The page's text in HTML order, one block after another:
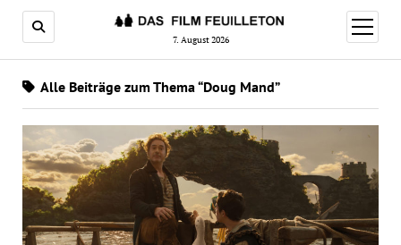
7. August 2026
Menü
öffnen
Alle Beiträge zum Thema “Doug Mand”